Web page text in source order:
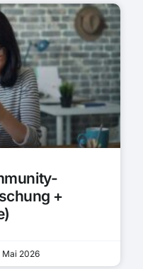
+
Mai 2026